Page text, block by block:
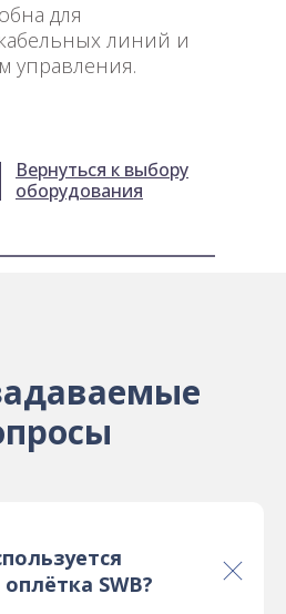
для
линий и
управления.
Вернуться к выбору
оборудования
SWB?